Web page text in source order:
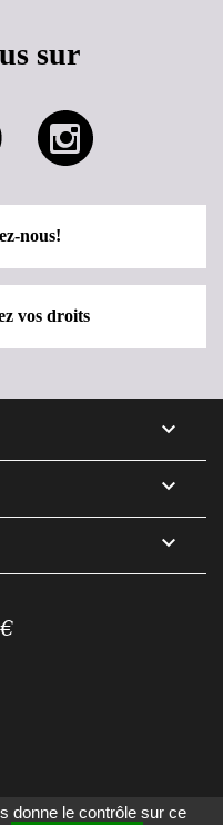
sur
nous!
vos droits



donne le contrôle sur ce